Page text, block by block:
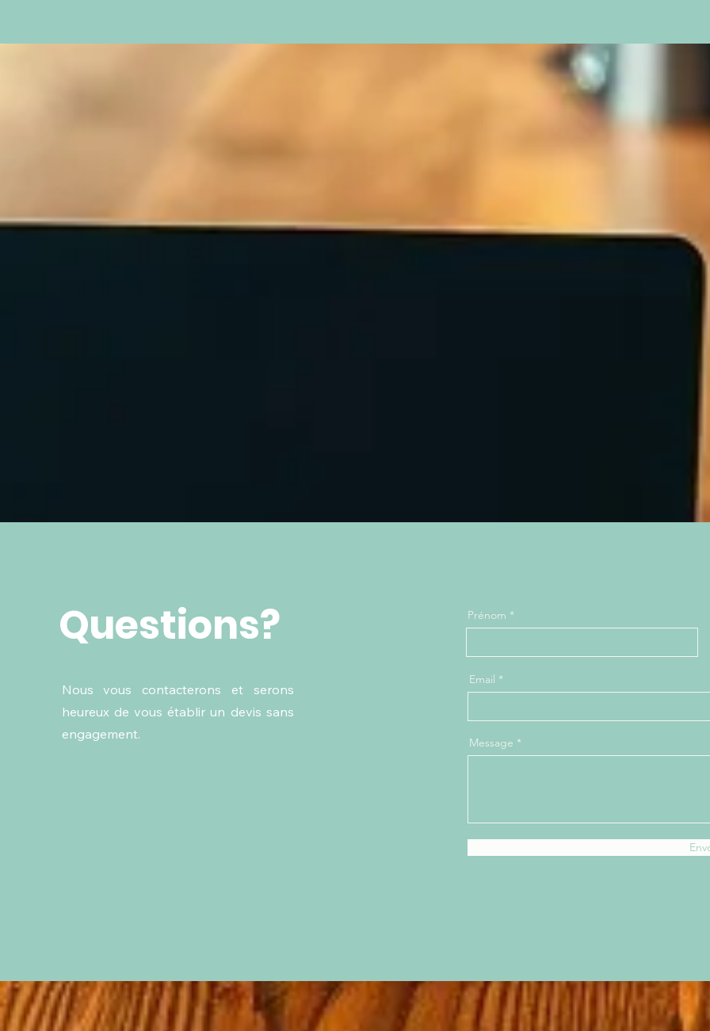
Questions?
Nous vous contacterons et serons
heureux de vous établir un devis sans
engagement.
Prénom
Email
Message